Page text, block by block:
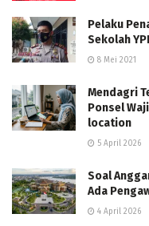
Pelaku
Sekolah
8 Mei 2021
Mendagri
Ponsel
location
5 April 2026
Soal
Ada
4 April 2026